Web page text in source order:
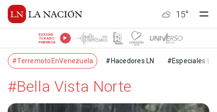
15°
ESCUCHÁ
TU RADIO
PREFERIDA
#TerremotoEnVenezuela #Hacedores LN #Especiales LN
#Bella Vista Norte